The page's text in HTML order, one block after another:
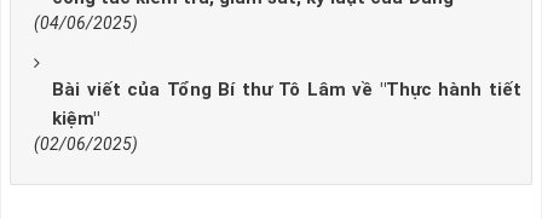
(04/06/2025)
Bài viết của Tổng Bí thư Tô Lâm về "Thực hành tiết
kiệm"
(02/06/2025)